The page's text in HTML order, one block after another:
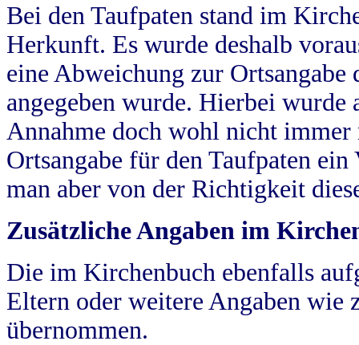
Bei den Taufpaten stand im
Herkunft. Es wurde deshalb
eine Abweichung zur
angegeben wurde. Hierbei wurde
Annahme doch wohl nicht
Ortsangabe für den Taufpaten
man aber von der Richtigkeit
Zusätzliche Angaben im
Die im Kirchenbuch ebenfalls
Eltern oder weitere Angaben wie
übernommen.